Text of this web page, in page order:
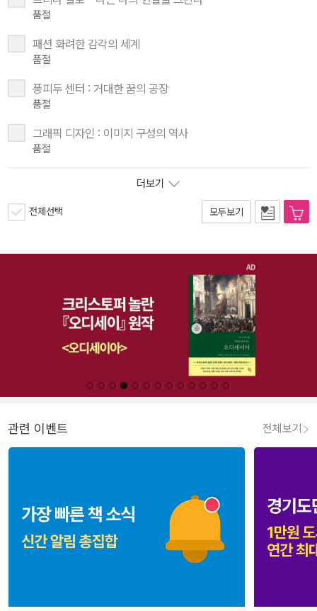
품절
패션 화려한 감각의 세계
품절
퐁피두 센터 : 거대한 꿈의 공장
품절
그래픽 디자인 : 이미지 구성의 역사
품절
더보기
전체선택 모두보기
관련 이벤트 전체보기